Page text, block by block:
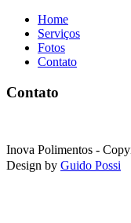
Home
Serviços
Fotos
Contato
Contato
Inova Polimentos -
Design by Guido Possi